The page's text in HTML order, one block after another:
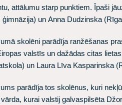
attālumu starp punktiem. Īpaši
ģimnāzija) un Anna Dudzinska
skolēni parādīja ranžēšanas
valstīs un dažādas citas
un Laura Līva Kasparinska
parādīja tos skolēnus, kuri
kurai valstij galvaspilsēta